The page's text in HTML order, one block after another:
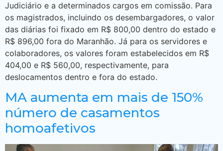
Judiciário e a determinados cargos em comissão. Para
os magistrados, incluindo os desembargadores, o valor
das diárias foi fixado em R$ 800,00 dentro do estado e
R$ 896,00 fora do Maranhão. Já para os servidores e
colaboradores, os valores foram estabelecidos em R$
404,00 e R$ 560,00, respectivamente, para
deslocamentos dentro e fora do estado.
MA aumenta em mais de 150%
número de casamentos
homoafetivos